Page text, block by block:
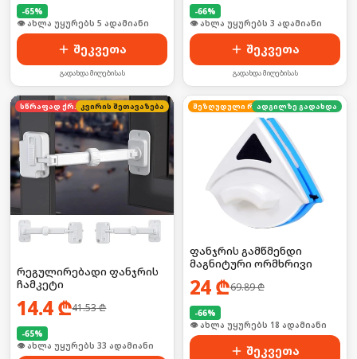
-65%
🛒 ბოლო 24სთ-ში იყიდა 8-მა
შეკვეთა
გადახდა მიღებისას
-66%
🛒 ბოლო 24სთ-ში იყიდა 3-მა
შეკვეთა
გადახდა მიღებისას
სწრაფად ქრებაკვირის შეთავაზება
რეგულირებადი ფანჯრის
ჩამკეტი
14.4₾41.53₾
-65%
🛒 ბოლო 24სთ-ში იყიდა 44-მა
შეზღუდული რაოდენობა
ადგილზე გადახდა
ფანჯრის გამწმენდი
მაგნიტური ორმხრივი
24₾69.89₾
-66%
🛒 ბოლო 24სთ-ში იყიდა 24-მა
შეკვეთა